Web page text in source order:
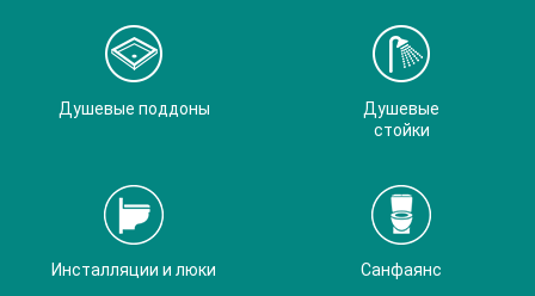
Душевые поддоны
Душевые
стойки
Инсталляции и люки Санфаянс